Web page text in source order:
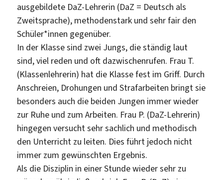
ausgebildete DaZ-Lehrerin (DaZ = Deutsch als
Zweitsprache), methodenstark und sehr fair den
Schüler*innen gegenüber.
In der Klasse sind zwei Jungs, die ständig laut
sind, viel reden und oft dazwischenrufen. Frau T.
(Klassenlehrerin) hat die Klasse fest im Griff. Durch
Anschreien, Drohungen und Strafarbeiten bringt sie
besonders auch die beiden Jungen immer wieder
zur Ruhe und zum Arbeiten. Frau P. (DaZ-Lehrerin)
hingegen versucht sehr sachlich und methodisch
den Unterricht zu leiten. Dies führt jedoch nicht
immer zum gewünschten Ergebnis.
Als die Disziplin in einer Stunde wieder sehr zu